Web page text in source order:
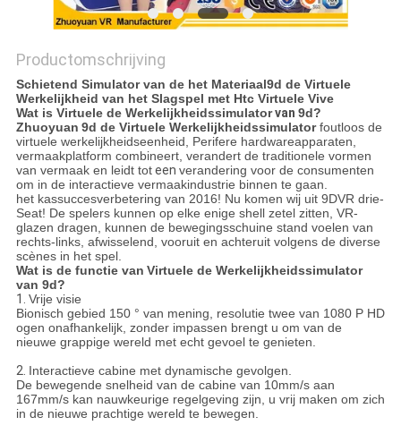
Productomschrijving
Schietend Simulator van de het Materiaal9d de Virtuele
Werkelijkheid van het Slagspel met Htc Virtuele Vive
Wat is Virtuele de Werkelijkheidssimulatorvan 9d?
Zhuoyuan 9d de Virtuele Werkelijkheidssimulator foutloos de
virtuele werkelijkheidseenheid, Perifere hardwareapparaten,
vermaakplatform combineert, verandert de traditionele vormen
van vermaak en leidt toteen verandering voor de consumenten
om in de interactieve vermaakindustrie binnen te gaan.
het kassuccesverbetering van 2016! Nu komen wij uit 9DVR drie-
Seat! De spelers kunnen op elke enige shell zetel zitten, VR-
glazen dragen, kunnen de bewegingsschuine stand voelen van
rechts-links, afwisselend, vooruit en achteruit volgens de diverse
scènes in het spel.
Wat is de functie van Virtuele de Werkelijkheidssimulator
van 9d?
1. Vrije visie
Bionisch gebied 150 ° van mening, resolutie twee van 1080 P HD
ogen onafhankelijk, zonder impassen brengt u om van de
nieuwe grappige wereld met echt gevoel te genieten.
2. Interactieve cabine met dynamische gevolgen.
De bewegende snelheid van de cabine van 10mm/s aan
167mm/s kan nauwkeurige regelgeving zijn, u vrij maken om zich
in de nieuwe prachtige wereld te bewegen.